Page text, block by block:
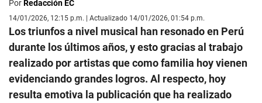
PorRedacción EC
14/01/2026, 12:15 p.m. | Actualizado 14/01/2026, 01:54 p.m.
Los triunfos a nivel musical han resonado en Perú
durante los últimos años, y esto gracias al trabajo
realizado por artistas que como familia hoy vienen
evidenciando grandes logros. Al respecto, hoy
resulta emotiva la publicación que ha realizado